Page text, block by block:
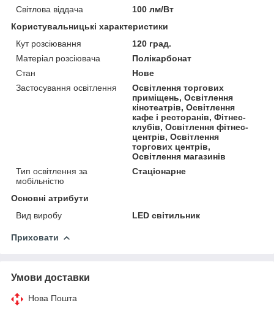
Світлова віддача
100 лм/Вт
Користувальницькі характеристики
Кут розсіювання
120 град.
Матеріал розсіювача
Полікарбонат
Стан
Нове
Застосування освітлення
Освітлення торгових
приміщень, Освітлення
кінотеатрів, Освітлення
кафе і ресторанів, Фітнес-
клубів, Освітлення фітнес-
центрів, Освітлення
торгових центрів,
Освітлення магазинів
Тип освітлення за
мобільністю
Стаціонарне
Основні атрибути
Вид виробу
LED світильник
Приховати
Умови доставки
Нова Пошта